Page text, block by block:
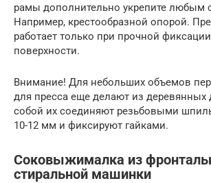
рамы дополнительно укрепите любым
Например, крестообразной опорой.
работает только при прочной
поверхности.
Внимание! Для небольших объемов
для пресса еще делают из
собой их соединяют резьбовыми
10-12 мм и фиксируют гайками.
Соковыжималка из
стиральной машинки